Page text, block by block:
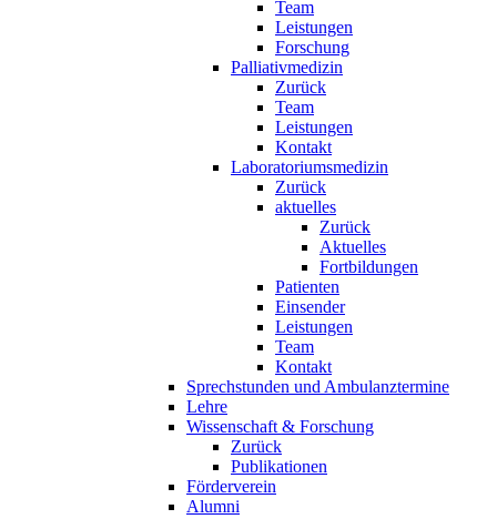
Team
Leistungen
Forschung
Palliativmedizin
Zurück
Team
Leistungen
Kontakt
Laboratoriumsmedizin
Zurück
aktuelles
Zurück
Aktuelles
Fortbildungen
Patienten
Einsender
Leistungen
Team
Kontakt
Sprechstunden und Ambulanztermine
Lehre
Wissenschaft & Forschung
Zurück
Publikationen
Förderverein
Alumni